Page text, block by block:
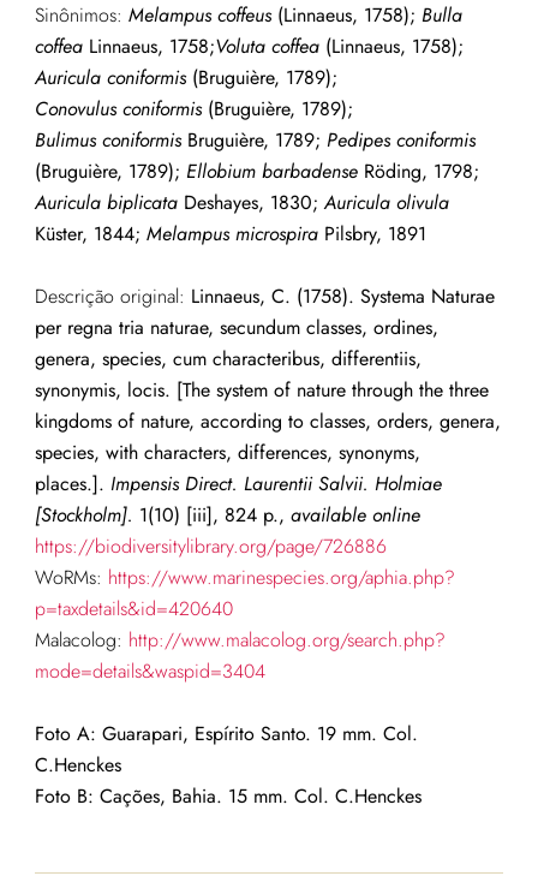
Sinônimos: Melampus coffeus(Linnaeus, 1758); Bulla
coffea Linnaeus, 1758;Voluta coffea (Linnaeus, 1758);
Auricula coniformis(Bruguière, 1789);
Conovulus coniformis (Bruguière, 1789);
Bulimus coniformisBruguière, 1789; Pedipes coniformis
(Bruguière, 1789); Ellobium barbadenseRöding, 1798;
Auricula biplicataDeshayes, 1830;Auricula olivula
Küster, 1844; Melampus microspiraPilsbry, 1891
Descrição original: Linnaeus, C. (1758). Systema Naturae
per regna tria naturae, secundum classes, ordines,
genera, species, cum characteribus, differentiis,
synonymis, locis. [The system of nature through the three
kingdoms of nature, according to classes, orders, genera,
species, with characters, differences, synonyms,
places.]. Impensis Direct. Laurentii Salvii. Holmiae
[Stockholm]. 1(10) [iii], 824 p., available online
https://biodiversitylibrary.org/page/726886
WoRMs: https://www.marinespecies.org/aphia.php?
p=taxdetails&id=420640
Malacolog: http://www.malacolog.org/search.php?
mode=details&waspid=3404
Foto A: Guarapari, Espírito Santo. 19 mm. Col.
C.Henckes
Foto B: Cações, Bahia. 15 mm. Col. C.Henckes